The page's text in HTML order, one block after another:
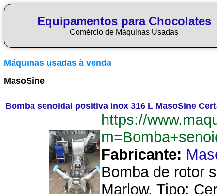
Equipamentos para Chocolates
Comércio de Máquinas Usadas
Máquinas usadas à venda
MasoSine
Bomba senoidal positiva inox 316 L MasoSine
https://
Fabricante:
Bomba de rotor
Marlow. Tipo: